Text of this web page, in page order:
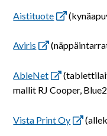
Aistituote
Aviris
AbleNet
mallit RJ Cooper,
Vista Print Oy